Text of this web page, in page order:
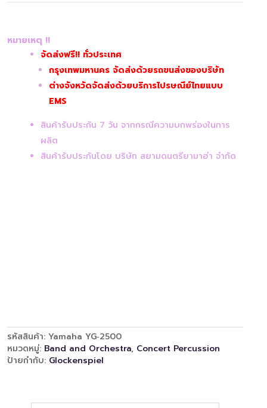
หมายเหตุ !!
จัดส่งฟรี!! ทั่วประเทศ
กรุงเทพมหานคร จัดส่งด้วยรถขนส่งของบริษัท
ต่างจังหวัดจัดส่งด้วยบริการไปรษณีย์ไทยแบบ
EMS
สินค้ารับประกัน 7 วัน จากกรณีความบกพร่องในการ
ผลิต
สินค้ารับประกันโดย บริษัท สยามดนตรียามาฮ่า จำกัด
รหัสสินค้า: Yamaha YG‑2500
หมวดหมู่: Band and Orchestra, Concert Percussion
ป้ายกำกับ: Glockenspiel